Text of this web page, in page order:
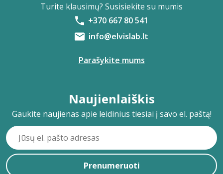
Turite klausimų? Susisiekite su mumis
+370 667 80 541
info@elvislab.lt
Parašykite mums
Naujienlaiškis
Gaukite naujienas apie leidinius tiesiai į savo el. paštą!
Prenumeruoti